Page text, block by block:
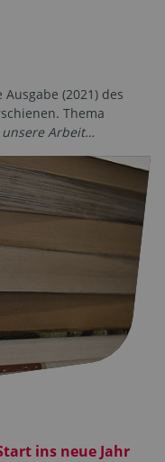
(2021) des
Thema
unsere Arbeit…
ins neue Jahr